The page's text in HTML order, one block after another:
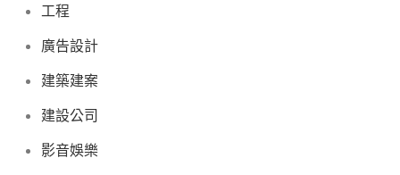
工程
廣告設計
建築建案
建設公司
影音娛樂